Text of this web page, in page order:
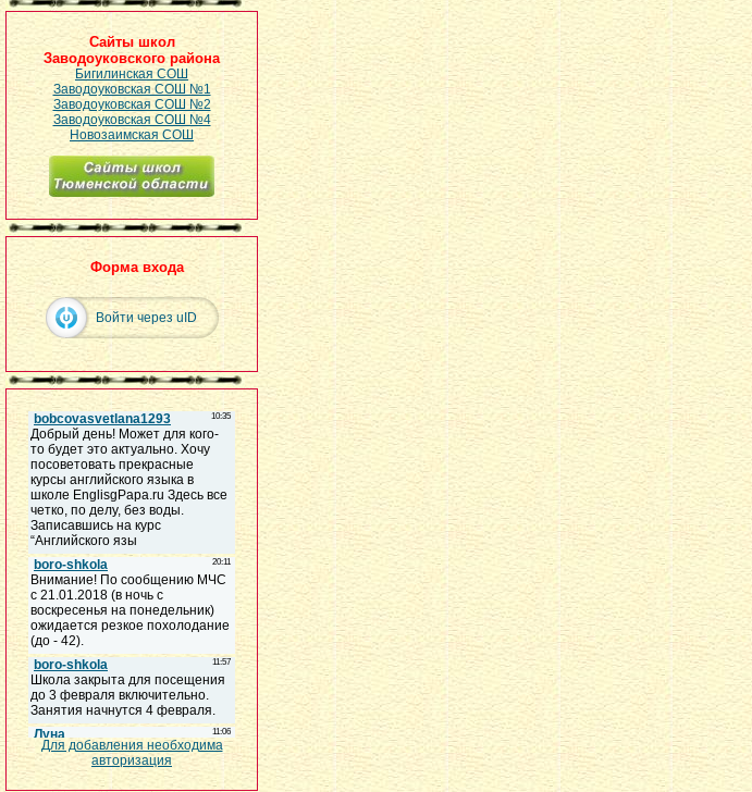
Сайты школ
Заводоуковского района
Бигилинская СОШ
Заводоуковская СОШ №1
Заводоуковская СОШ №2
Заводоуковская СОШ №4
Новозаимская СОШ
Форма входа
Войти через uID
Для добавления необходима
авторизация